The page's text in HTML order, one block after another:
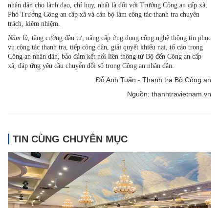
nhân dân cho lãnh đạo, chỉ huy, nhất là đối với Trưởng Công an cấp xã,
Phó Trưởng Công an cấp xã và cán bộ làm công tác thanh tra chuyên
trách, kiêm nhiệm.
Năm là, tăng cường đầu tư, nâng cấp ứng dụng công nghệ thông tin phục
vụ công tác thanh tra, tiếp công dân, giải quyết khiếu nại, tố cáo trong
Công an nhân dân, bảo đảm kết nối liên thông từ Bộ đến Công an cấp
xã, đáp ứng yêu cầu chuyển đổi số trong Công an nhân dân.
Đỗ Anh Tuấn - Thanh tra Bộ Công an
Nguồn: thanhtravietnam.vn
TIN CÙNG CHUYÊN MỤC